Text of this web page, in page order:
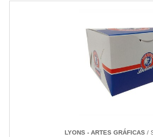
LYONS - ARTES GRÁFICAS/